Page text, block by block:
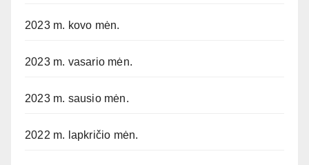
2023 m. kovo mėn.
2023 m. vasario mėn.
2023 m. sausio mėn.
2022 m. lapkričio mėn.